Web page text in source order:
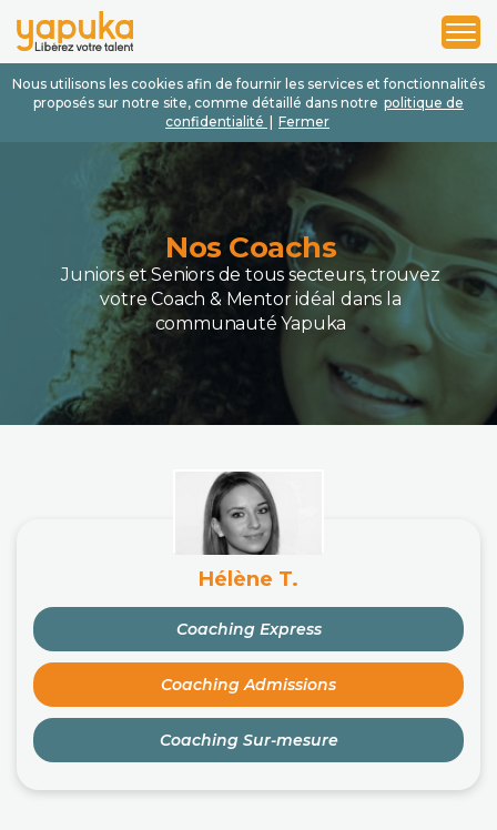
Nous utilisons les cookies afin de fournir les services et fonctionnalités
proposés sur notre site, comme détaillé dans notre politique de
confidentialité
Fermer
1
2
3
Nos Coachs
Juniors et Seniors de tous secteurs, trouvez
votre Coach & Mentor idéal dans la
communauté Yapuka
Hélène T.
Coaching Express
Coaching Admissions
Coaching Sur-mesure